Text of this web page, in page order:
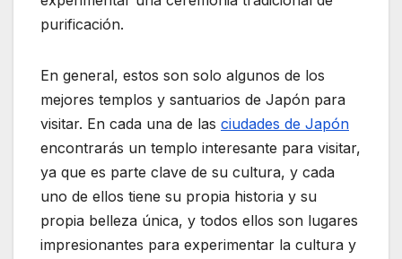
purificación.
En general, estos son solo algunos de los
mejores templos y santuarios de Japón para
visitar. En cada una de las ciudades de Japón
encontrarás un templo interesante para visitar,
ya que es parte clave de su cultura, y cada
uno de ellos tiene su propia historia y su
propia belleza única, y todos ellos son lugares
impresionantes para experimentar la cultura y